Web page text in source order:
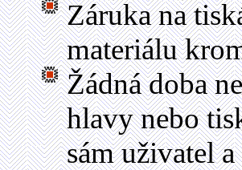
Záruka na
materiálu
Žádná doba
hlavy nebo
sám uživatel